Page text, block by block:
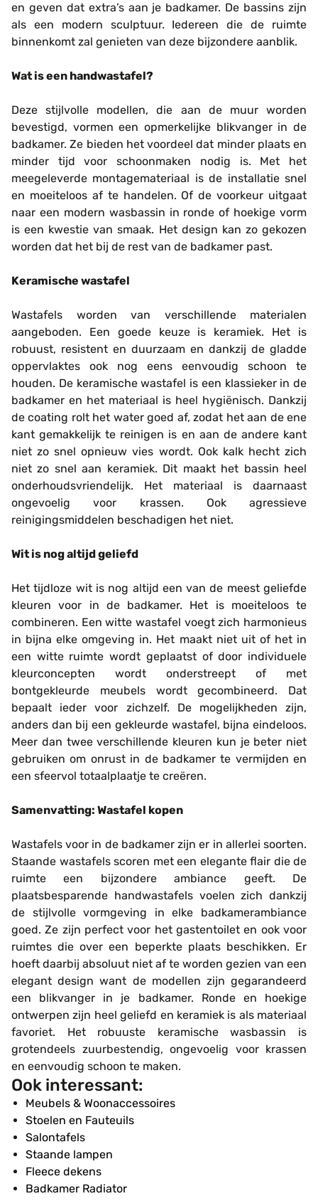
en geven dat extra’s aan je badkamer. De bassins zijn
als een modern sculptuur. Iedereen die de ruimte
binnenkomt zal genieten van deze bijzondere aanblik.
Wat is een handwastafel?
Deze stijlvolle modellen, die aan de muur worden
bevestigd, vormen een opmerkelijke blikvanger in de
badkamer. Ze bieden het voordeel dat minder plaats en
minder tijd voor schoonmaken nodig is. Met het
meegeleverde montagemateriaal is de installatie snel
en moeiteloos af te handelen. Of de voorkeur uitgaat
naar een modern wasbassin in ronde of hoekige vorm
is een kwestie van smaak. Het design kan zo gekozen
worden dat het bij de rest van de badkamer past.
Keramische wastafel
Wastafels worden van verschillende materialen
aangeboden. Een goede keuze is keramiek. Het is
robuust, resistent en duurzaam en dankzij de gladde
oppervlaktes ook nog eens eenvoudig schoon te
houden. De keramische wastafel is een klassieker in de
badkamer en het materiaal is heel hygiënisch. Dankzij
de coating rolt het water goed af, zodat het aan de ene
kant gemakkelijk te reinigen is en aan de andere kant
niet zo snel opnieuw vies wordt. Ook kalk hecht zich
niet zo snel aan keramiek. Dit maakt het bassin heel
onderhoudsvriendelijk. Het materiaal is daarnaast
ongevoelig voor krassen. Ook agressieve
reinigingsmiddelen beschadigen het niet.
Wit is nog altijd geliefd
Het tijdloze wit is nog altijd een van de meest geliefde
kleuren voor in de badkamer. Het is moeiteloos te
combineren. Een witte wastafel voegt zich harmonieus
in bijna elke omgeving in. Het maakt niet uit of het in
een witte ruimte wordt geplaatst of door individuele
kleurconcepten wordt onderstreept of met
bontgekleurde meubels wordt gecombineerd. Dat
bepaalt ieder voor zichzelf. De mogelijkheden zijn,
anders dan bij een gekleurde wastafel, bijna eindeloos.
Meer dan twee verschillende kleuren kun je beter niet
gebruiken om onrust in de badkamer te vermijden en
een sfeervol totaalplaatje te creëren.
Samenvatting: Wastafel kopen
Wastafels voor in de badkamer zijn er in allerlei soorten.
Staande wastafels scoren met een elegante flair die de
ruimte een bijzondere ambiance geeft. De
plaatsbesparende handwastafels voelen zich dankzij
de stijlvolle vormgeving in elke badkamerambiance
goed. Ze zijn perfect voor het gastentoilet en ook voor
ruimtes die over een beperkte plaats beschikken. Er
hoeft daarbij absoluut niet af te worden gezien van een
elegant design want de modellen zijn gegarandeerd
een blikvanger in je badkamer. Ronde en hoekige
ontwerpen zijn heel geliefd en keramiek is als materiaal
favoriet. Het robuuste keramische wasbassin is
grotendeels zuurbestendig, ongevoelig voor krassen
en eenvoudig schoon te maken.
Ook interessant:
Meubels & Woonaccessoires
Stoelen en Fauteuils
Salontafels
Staande lampen
Fleece dekens
Badkamer Radiator